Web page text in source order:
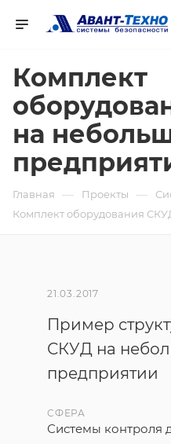
Комплект
на
Главная — Проекты —
Комплект оборудования
21.03.2017
Пример
СКУД на
предприятии
СФЕРА
Системы контроля